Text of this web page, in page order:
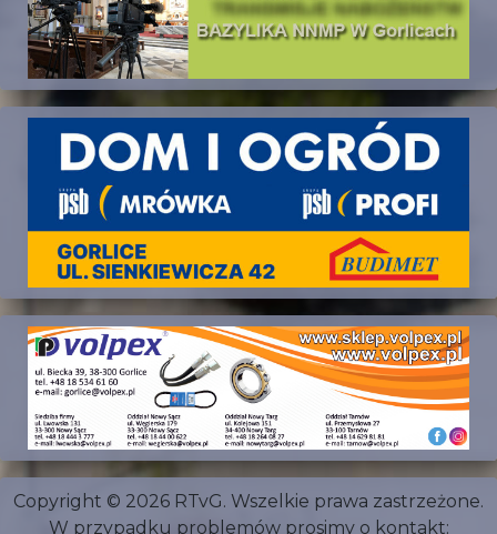
Copyright © 2026 RTvG. Wszelkie prawa zastrzeżone.
W przypadku problemów prosimy o kontakt: